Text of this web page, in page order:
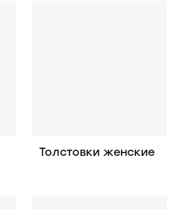
Толстовки женские